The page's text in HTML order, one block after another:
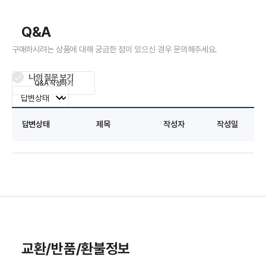
Q&A
구매하시려는 상품에 대해 궁금한 점이 있으신 경우 문의해주세요.
나의 질문 보기
답변상태 제목 작성자 작성일
Q&A 작성하기
교환/반품/환불정보